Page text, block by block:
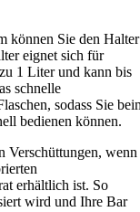
können Sie den Halter
eignet sich für
1 Liter und kann bis
schnelle
sodass Sie
bedienen können.
Verschüttungen, wenn
erhältlich ist. So
wird und Ihre Bar